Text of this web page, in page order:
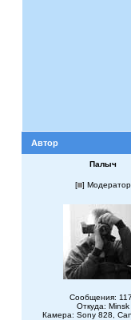
Автор
Палыч
[ ] Модератор
Сообщения:
Откуда: Minsk
Камера: Sony 828,